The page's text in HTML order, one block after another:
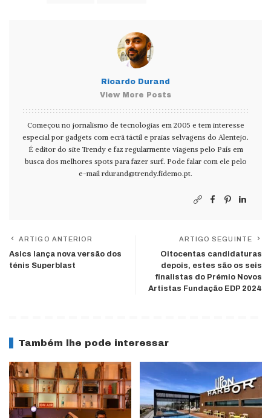
Ricardo Durand
View More Posts
Começou no jornalismo de tecnologias em 2005 e tem interesse
especial por gadgets com ecrã táctil e praias selvagens do Alentejo.
É editor do site Trendy e faz regularmente viagens pelo País em
busca dos melhores spots para fazer surf. Pode falar com ele pelo
e-mail rdurand@trendy.fidemo.pt.
ARTIGO ANTERIOR
Asics lança nova versão dos
ténis Superblast
ARTIGO SEGUINTE
Oitocentas candidaturas
depois, estes são os seis
finalistas do Prémio Novos
Artistas Fundação EDP 2024
Também lhe pode interessar